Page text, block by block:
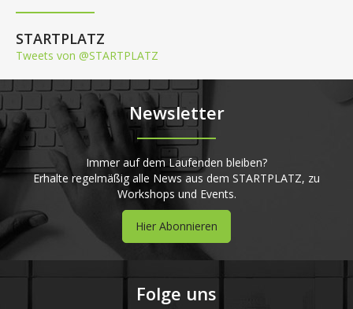
STARTPLATZ
Tweets von @STARTPLATZ
Newsletter
Immer auf dem Laufenden bleiben?
Erhalte regelmäßig alle News aus dem STARTPLATZ, zu
Workshops und Events.
Hier Abonnieren
Folge uns